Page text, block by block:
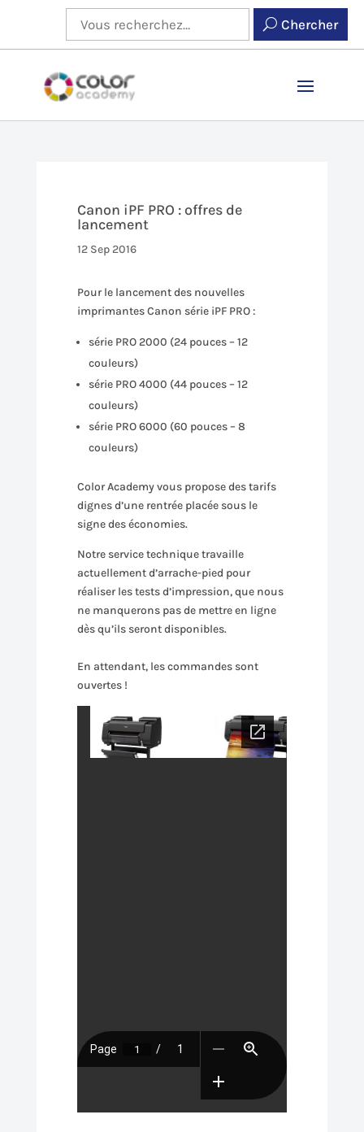
Chercher
Canon iPF PRO : offres de
lancement
12 Sep 2016
Pour le lancement des nouvelles
imprimantes Canon série iPF PRO :
série PRO 2000 (24 pouces – 12
couleurs)
série PRO 4000 (44 pouces – 12
couleurs)
série PRO 6000 (60 pouces – 8
couleurs)
Color Academy vous propose des tarifs
dignes d’une rentrée placée sous le
signe des économies.
Notre service technique travaille
actuellement d’arrache-pied pour
réaliser les tests d’impression, que nous
ne manquerons pas de mettre en ligne
dès qu’ils seront disponibles.
En attendant, les commandes sont
ouvertes !